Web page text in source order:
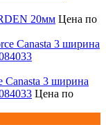
20мм Цена по
3 ширина
Цена по